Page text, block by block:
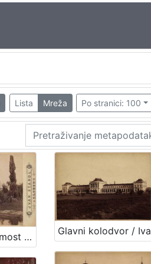
Lista Mreža Po stranici: 100
Botanički vrt - most preko jezera / Ivan Standl